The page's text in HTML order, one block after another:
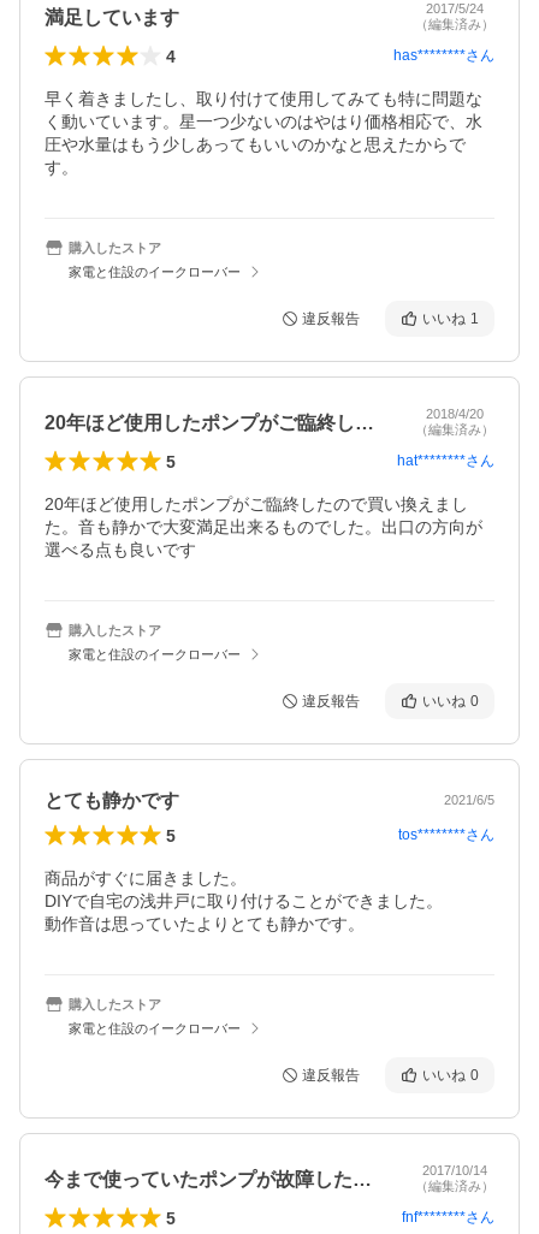
満足しています
2017/5/24
（編集済み）
4 has********さん
早く着きましたし、取り付けて使用してみても特に問題な
く動いています。星一つ少ないのはやはり価格相応で、水
圧や水量はもう少しあってもいいのかなと思えたからで
す。
購入したストア
家電と住設のイークローバー
違反報告 いいね 1
20年ほど使用したポンプがご臨終したの…
2018/4/20
（編集済み）
5 hat********さん
20年ほど使用したポンプがご臨終したので買い換えまし
た。音も静かで大変満足出来るものでした。出口の方向が
選べる点も良いです
購入したストア
家電と住設のイークローバー
違反報告 いいね 0
とても静かです 2021/6/5
5 tos********さん
商品がすぐに届きました。
DIYで自宅の浅井戸に取り付けることができました。
動作音は思っていたよりとても静かです。
購入したストア
家電と住設のイークローバー
違反報告 いいね 0
今まで使っていたポンプが故障したので、…
2017/10/14
（編集済み）
5 fnf********さん